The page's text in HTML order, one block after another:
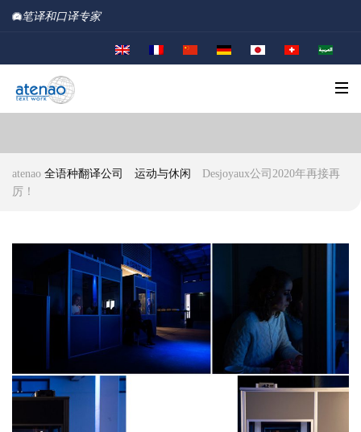
笔译和口译专家
atenao 全语种翻译公司 运动与休闲
Desjoyaux公司2020年再接再
厉！